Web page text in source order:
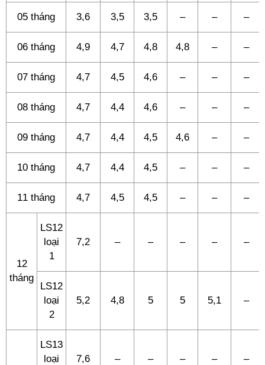
05 tháng 3,6 3,5 3,5 – – –
06 tháng 4,9 4,7 4,8 4,8 – –
07 tháng 4,7 4,5 4,6 – – –
08 tháng 4,7 4,4 4,6 – – –
09 tháng 4,7 4,4 4,5 4,6 – –
10 tháng 4,7 4,4 4,5 – – –
11 tháng 4,7 4,5 4,5 – – –
12
tháng
LS12
loại
1
7,2 – – – – –
LS12
loại
2
5,2 4,8 5 5 5,1 –
LS13
loại
7,6 – – – – –